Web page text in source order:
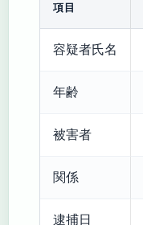
項目
容疑者氏名
年齢
被害者
関係
逮捕日